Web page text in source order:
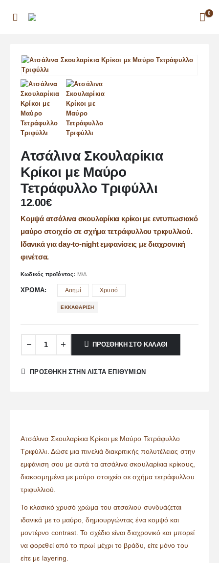
0
Ατσάλινα Σκουλαρίκια
Κρίκοι με Μαύρο
Τετράφυλλο Τριφύλλι
12.00€
Κομψά ατσάλινα σκουλαρίκια κρίκοι με εντυπωσιακό
μαύρο στοιχείο σε σχήμα τετράφυλλου τριφυλλιού.
Ιδανικά για day-to-night εμφανίσεις με διαχρονική
φινέτσα.
Κωδικός προϊόντος: Μ/Δ
ΧΡΏΜΑ Ασημί Χρυσό
ΕΚΚΑΘΆΡΙΣΗ
ΠΡΟΣΘΉΚΗ ΣΤΟ ΚΑΛΆΘΙ
ΠΡΌΣΘΉΚΗ ΣΤΗΝ ΛΊΣΤΑ ΕΠΙΘΥΜΙΏΝ
Ατσάλινα Σκουλαρίκια Κρίκοι με Μαύρο Τετράφυλλο
Τριφύλλι. Δώσε μια πινελιά διακριτικής πολυτέλειας στην
εμφάνιση σου με αυτά τα ατσάλινα σκουλαρίκια κρίκους,
διακοσμημένα με μαύρο στοιχείο σε σχήμα τετράφυλλου
τριφυλλιού.
Το κλασικό χρυσό χρώμα του ατσαλιού συνδυάζεται
ιδανικά με το μαύρο, δημιουργώντας ένα κομψό και
μοντέρνο contrast. Το σχέδιο είναι διαχρονικό και μπορεί
να φορεθεί από το πρωί μέχρι το βράδυ, είτε μόνο του
είτε με layering.